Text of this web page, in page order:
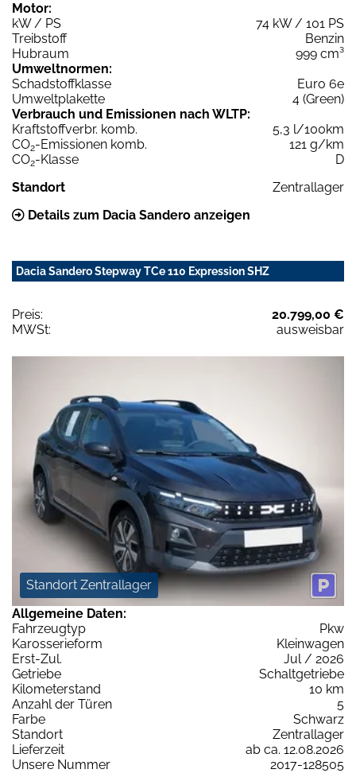
Motor:
kW / PS
74 kW / 101 PS
Treibstoff
Benzin
Hubraum
999 cm³
Umweltnormen:
Schadstoffklasse
Euro 6e
Umweltplakette
4 (Green)
Verbrauch und Emissionen nach WLTP:
Kraftstoffverbr. komb.
5,3 l/100km
CO2-Emissionen komb.
121 g/km
CO2-Klasse
D
Standort
Zentrallager
Details zum Dacia Sandero anzeigen
Dacia Sandero Stepway TCe 110 Expression SHZ
Preis:
20.799,00 €
MWSt:
ausweisbar
Standort Zentrallager
Allgemeine Daten:
Fahrzeugtyp
Pkw
Karosserieform
Kleinwagen
Erst-Zul.
Jul / 2026
Getriebe
Schaltgetriebe
Kilometerstand
10 km
Anzahl der Türen
5
Farbe
Schwarz
Standort
Zentrallager
Lieferzeit
ab ca. 12.08.2026
Unsere Nummer
2017-128505